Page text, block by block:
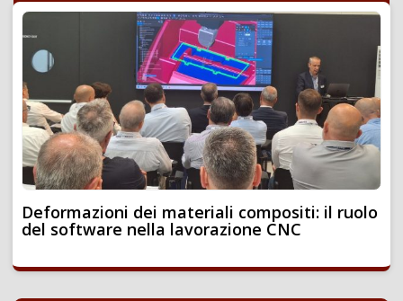
Deformazioni dei materiali compositi: il ruolo
del software nella lavorazione CNC